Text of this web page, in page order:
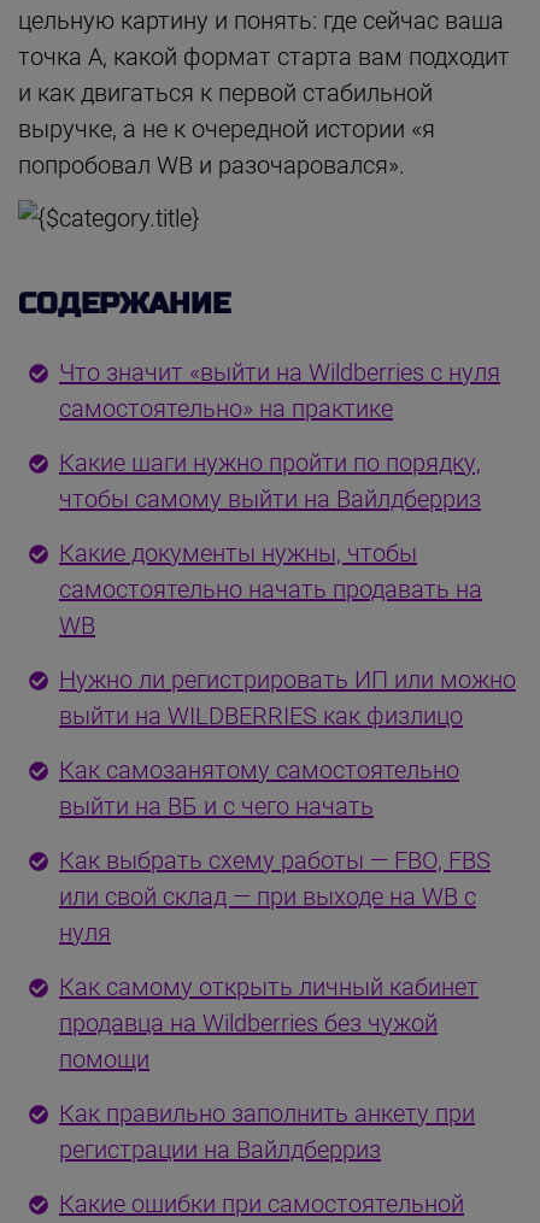
цельную картину и понять: где сейчас ваша
точка А, какой формат старта вам подходит
и как двигаться к первой стабильной
выручке, а не к очередной истории «я
попробовал WB и разочаровался».
СОДЕРЖАНИЕ
Что значит «выйти на Wildberries с нуля
самостоятельно» на практике
Какие шаги нужно пройти по порядку,
чтобы самому выйти на Вайлдберриз
Какие документы нужны, чтобы
самостоятельно начать продавать на
WB
Нужно ли регистрировать ИП или можно
выйти на WILDBERRIES как физлицо
Как самозанятому самостоятельно
выйти на ВБ и с чего начать
Как выбрать схему работы — FBO, FBS
или свой склад — при выходе на WB с
нуля
Как самому открыть личный кабинет
продавца на Wildberries без чужой
помощи
Как правильно заполнить анкету при
регистрации на Вайлдберриз
Какие ошибки при самостоятельной